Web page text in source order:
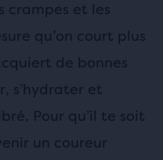
crampes et les
qu’on court plus
de bonnes
s’hydrater et
Pour qu’il te soit
un coureur